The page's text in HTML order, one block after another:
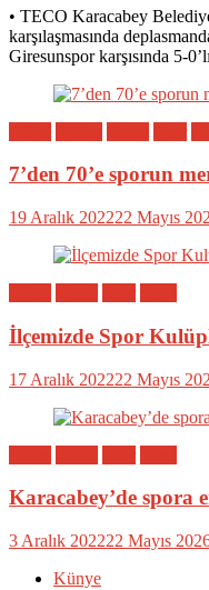
• TECO Karacabey
karşılaşmasında
Giresunspor karşısında 5-
7’den 70’e sporun
19 Aralık 202222 Mayıs
İlçemizde Spor
17 Aralık 202222 Mayıs
Karacabey’de spora
3 Aralık 202222 Mayıs
Künye